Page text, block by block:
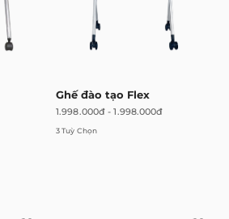
Ghế đào tạo Flex
1.998.000đ -1.998.000đ
3 Tuỳ Chọn